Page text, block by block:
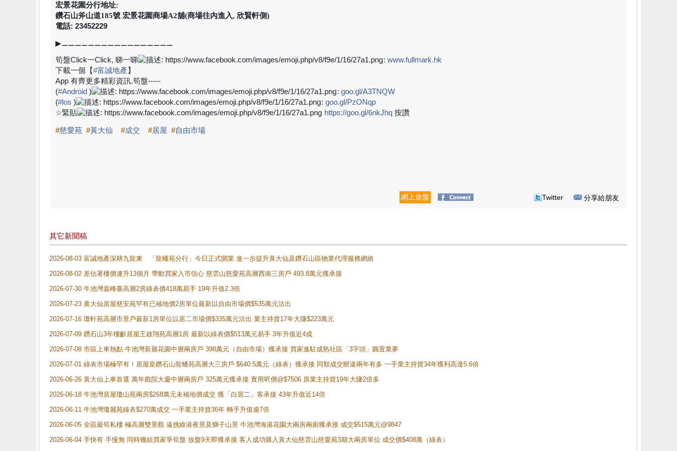
宏景花園分行地址:
鑽石山斧山道185號 宏景花園商場A2舖(商場往內進入, 欣賢軒側)
電話: 23452229
▶⚊⚊⚊⚊⚊⚊⚊⚊⚊⚊⚊⚊⚊⚊⚊⚊⚊
筍盤Click一Click, 睇一睇 : www.fullmark.hk
下載一個【#富誠地產】
App 有齊更多精彩資訊.筍盤-----
(#Android ) : goo.gl/A3TNQW
(#los ) : goo.gl/PzONqp
☆緊貼 https://goo.gl/6nkJhq 按讚
#慈愛苑 #黃大仙 #成交 #居屋 #自由市場
網上放盤 Twitter 分享給朋友
其它新聞稿
2026-08-03 富誠地產深耕九龍東 「龍蟠苑分行」今日正式開業 進一步提升黃大仙及鑽石山區物業代理服務網絡
2026-08-02 差估署樓價連升13個月 帶動買家入市信心 慈雲山慈愛苑高層西南三房戶 493.8萬元獲承接
2026-07-30 牛池灣嘉峰臺高層2房綠表價418萬易手 19年升值2.3倍
2026-07-23 黄大仙居屋慈安苑罕有已補地價2房單位最新以自由市場價$535萬元沽出
2026-07-16 瓊軒苑高層市景戶最新1房單位以居二市場價$335萬元沽出 業主持貨17年大賺$223萬元
2026-07-09 鑽石山3年樓齡居屋王啟翔苑高層1房 最新以綠表價$513萬元易手 3年升值近4成
2026-07-08 市區上車熱點 牛池灣新麗花園中層兩房戶 398萬元（自由市場）獲承接 買家進駐成熟社區「3字頭」圓置業夢
2026-07-01 綠表市場極罕有！居屋皇鑽石山龍蟠苑高層大三房戶 $640.5萬元（綠表）獲承接 同類成交暌違兩年有多 一手業主持貨34年獲利高達5.6倍
2026-06-26 黃大仙上車首選 萬年戲院大廈中層兩房戶 325萬元獲承接 實用呎價@$7506 原業主持貨19年大賺2倍多
2026-06-18 牛池灣居屋瓊山苑兩房$268萬元未補地價成交 獲「白居二」客承接 43年升值近14倍
2026-06-11 牛池灣瓊麗苑綠表$270萬成交 一手業主持貨36年 轉手升值逾7倍
2026-06-05 全區最筍私樓 極高層雙景觀 遠挑維港夜景及獅子山景 牛池灣海港花園大兩房兩廁獲承接 成交$515萬元@9847
2026-06-04 手快有 手慢無 同時幾組買家爭筍盤 放盤9天即獲承接 客人成功購入黃大仙慈雲山慈愛苑3期大兩房單位 成交價$408萬（綠表）